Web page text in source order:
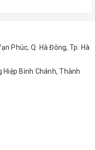
Phúc, Q. Hà Đông, Tp. Hà
Bình Chánh, Thành